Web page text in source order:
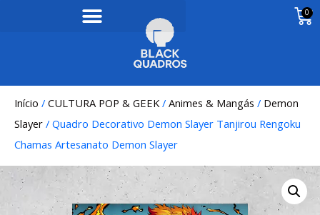
0
Início / CULTURA POP & GEEK/ Animes & Mangás / Demon
Slayer / Quadro Decorativo Demon Slayer Tanjirou Rengoku
Chamas Artesanato Demon Slayer